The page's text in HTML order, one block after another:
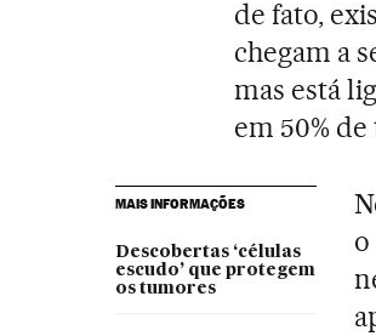
de fato,
chegam a
mas está
em 50%
MAIS INFORMAÇÕES
Descobertas ‘células
escudo’ que protegem
os tumores